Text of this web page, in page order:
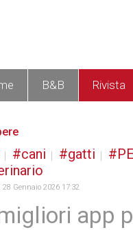
B&B Rivista
cani gatti
28 Gennaio 2026 17:32
app